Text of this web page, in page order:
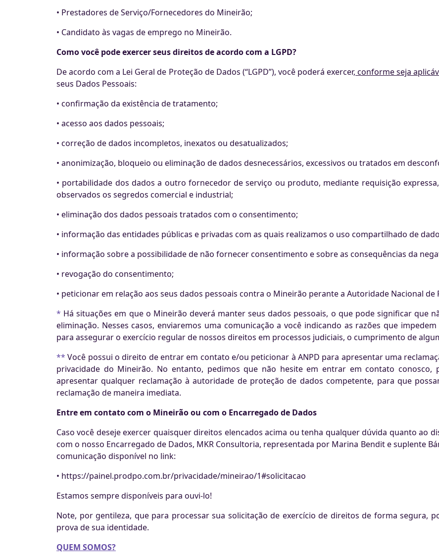
• Prestadores de Serviço/Fornecedores do Mineirão;
• Candidato às vagas de emprego no Mineirão.
Como você pode exercer seus direitos de acordo com a LGPD?
De acordo com a Lei Geral de Proteção de Dados (“LGPD”), você poderá exercer, conforme seja
seus Dados Pessoais:
• confirmação da existência de tratamento;
• acesso aos dados pessoais;
• correção de dados incompletos, inexatos ou desatualizados;
• anonimização, bloqueio ou eliminação de dados desnecessários, excessivos ou tratados em
• portabilidade dos dados a outro fornecedor de serviço ou produto, mediante requisição
observados os segredos comercial e industrial;
• eliminação dos dados pessoais tratados com o consentimento;
• informação das entidades públicas e privadas com as quais realizamos o uso compartilhado de
• informação sobre a possibilidade de não fornecer consentimento e sobre as consequências da
• revogação do consentimento;
• peticionar em relação aos seus dados pessoais contra o Mineirão perante a Autoridade Nacional de
* Há situações em que o Mineirão deverá manter seus dados pessoais, o que pode significar que
eliminação. Nesses casos, enviaremos uma comunicação a você indicando as razões que
para assegurar o exercício regular de nossos direitos em processos judiciais, o cumprimento de
** Você possui o direito de entrar em contato e/ou peticionar à ANPD para apresentar uma
privacidade do Mineirão. No entanto, pedimos que não hesite em entrar em contato conosco,
apresentar qualquer reclamação à autoridade de proteção de dados competente, para que
reclamação de maneira imediata.
Entre em contato com o Mineirão ou com o Encarregado de Dados
Caso você deseje exercer quaisquer direitos elencados acima ou tenha qualquer dúvida quanto ao
com o nosso Encarregado de Dados, MKR Consultoria, representada por Marina Bendit e suplente
comunicação disponível no link:
• https://painel.prodpo.com.br/privacidade/mineirao/1#solicitacao
Estamos sempre disponíveis para ouvi-lo!
Note, por gentileza, que para processar sua solicitação de exercício de direitos de forma segura,
prova de sua identidade.
QUEM SOMOS?